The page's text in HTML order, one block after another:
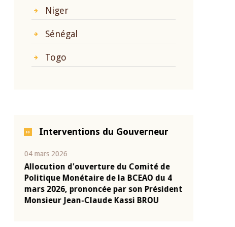
Niger
Sénégal
Togo
Interventions du Gouverneur
04 mars 2026
Allocution d'ouverture du Comité de
Politique Monétaire de la BCEAO du 4
mars 2026, prononcée par son Président
Monsieur Jean-Claude Kassi BROU